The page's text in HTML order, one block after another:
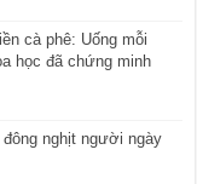
cà phê: Uống mỗi
học đã chứng minh
đông nghịt người ngày